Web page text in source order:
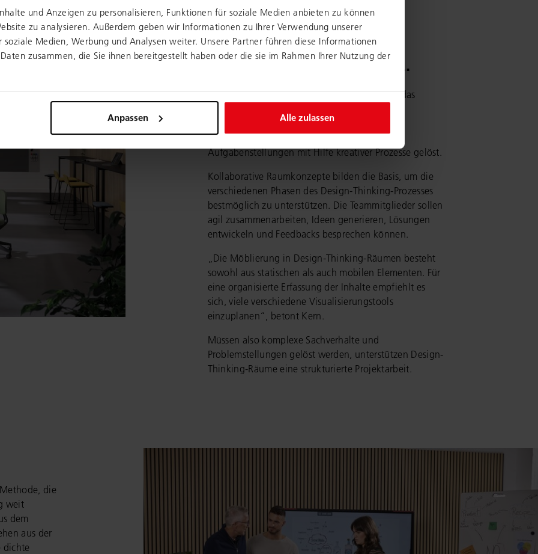
und Anzeigen zu personalisieren, Funktionen für soziale Medien anbieten zu können
zu analysieren. Außerdem geben wir Informationen zu Ihrer Verwendung unserer
Medien, Werbung und Analysen weiter. Unsere Partner führen diese Informationen
zusammen, die Sie ihnen bereitgestellt haben oder die sie im Rahmen Ihrer Nutzung der
Anpassen Alle zulassen
Design Thinking Room.
Eine Spezialform für den Kreativbereich stellt das
strukturierten Ansatz zur Problemlösung und
Produktentwicklung. Hier werden komplexe
Aufgabenstellungen mit Hilfe kreativer Prozesse gelöst.
Kollaborative Raumkonzepte bilden die Basis, um die
verschiedenen Phasen des Design-Thinking-Prozesses
bestmöglich zu unterstützen. Die Teammitglieder sollen
agil zusammenarbeiten, Ideen generieren, Lösungen
entwickeln und Feedbacks besprechen können.
„Die Möblierung in Design-Thinking-Räumen besteht
sowohl aus statischen als auch mobilen Elementen. Für
eine organisierte Erfassung der Inhalte empfiehlt es
sich, viele verschiedene Visualisierungstools
einzuplanen“, betont Kern.
Müssen also komplexe Sachverhalte und
Problemstellungen gelöst werden, unterstützen Design-
Thinking-Räume eine strukturierte Projektarbeit.
die
weit
dem
aus der
dichte